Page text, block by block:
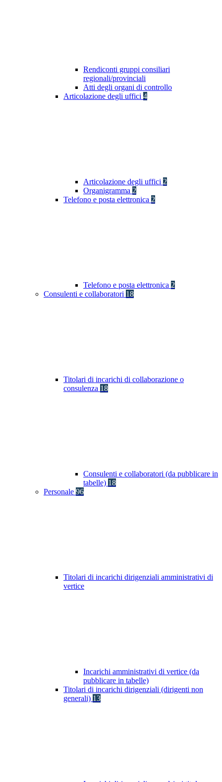
Rendiconti gruppi consiliari
regionali/provinciali
Atti degli organi di controllo
Articolazione degli uffici 4
Articolazione degli uffici 2
Organigramma 2
Telefono e posta elettronica 2
Telefono e posta elettronica 2
Consulenti e collaboratori 18
Titolari di incarichi di collaborazione o
consulenza 18
Consulenti e collaboratori (da pubblicare in
tabelle) 18
Personale 96
Titolari di incarichi dirigenziali amministrativi di
vertice
Incarichi amministrativi di vertice (da
pubblicare in tabelle)
Titolari di incarichi dirigenziali (dirigenti non
generali) 13